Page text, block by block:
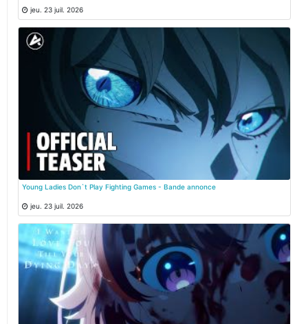
jeu. 23 juil. 2026
Young Ladies Don`t Play Fighting Games - Bande annonce
jeu. 23 juil. 2026